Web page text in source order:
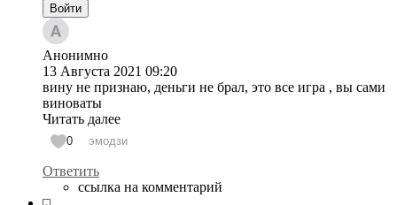
Войти
Анонимно
13 Августа 2021 09:20
вину не признаю, деньги не брал, это все игра , вы сами
виноваты
Читать далее
0 эмодзи
Ответить
ссылка на комментарий